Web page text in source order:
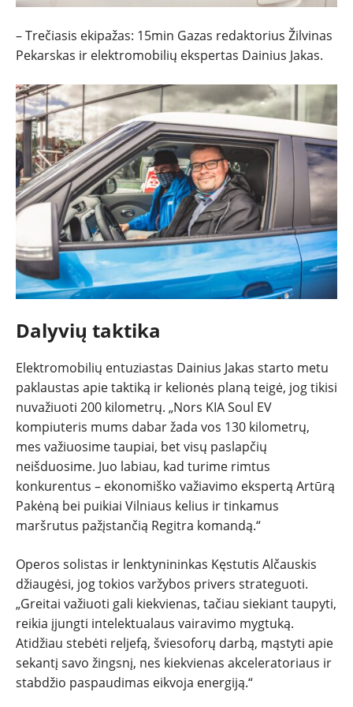
– Trečiasis ekipažas: 15min Gazas redaktorius Žilvinas
Pekarskas ir elektromobilių ekspertas Dainius Jakas.
Dalyvių taktika
Elektromobilių entuziastas Dainius Jakas starto metu
paklaustas apie taktiką ir kelionės planą teigė, jog tikisi
nuvažiuoti 200 kilometrų. „Nors KIA Soul EV
kompiuteris mums dabar žada vos 130 kilometrų,
mes važiuosime taupiai, bet visų paslapčių
neišduosime. Juo labiau, kad turime rimtus
konkurentus – ekonomiško važiavimo ekspertą Artūrą
Pakėną bei puikiai Vilniaus kelius ir tinkamus
maršrutus pažįstančią Regitra komandą.“
Operos solistas ir lenktynininkas Kęstutis Alčauskis
džiaugėsi, jog tokios varžybos privers strateguoti.
„Greitai važiuoti gali kiekvienas, tačiau siekiant taupyti,
reikia įjungti intelektualaus vairavimo mygtuką.
Atidžiau stebėti reljefą, šviesoforų darbą, mąstyti apie
sekantį savo žingsnį, nes kiekvienas akceleratoriaus ir
stabdžio paspaudimas eikvoja energiją.“